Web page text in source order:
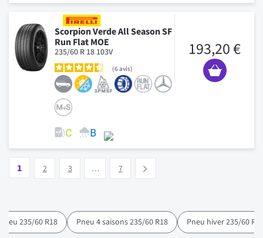
Scorpion Verde All Season SF
Run Flat MOE
235/60 R 18 103V
6avis
193,20 €
Vous lisez actuellement la page
1 2 3 … 7
235/60 R18 Pneu 4 saisons 235/60 R18 Pneu hiver 235/60